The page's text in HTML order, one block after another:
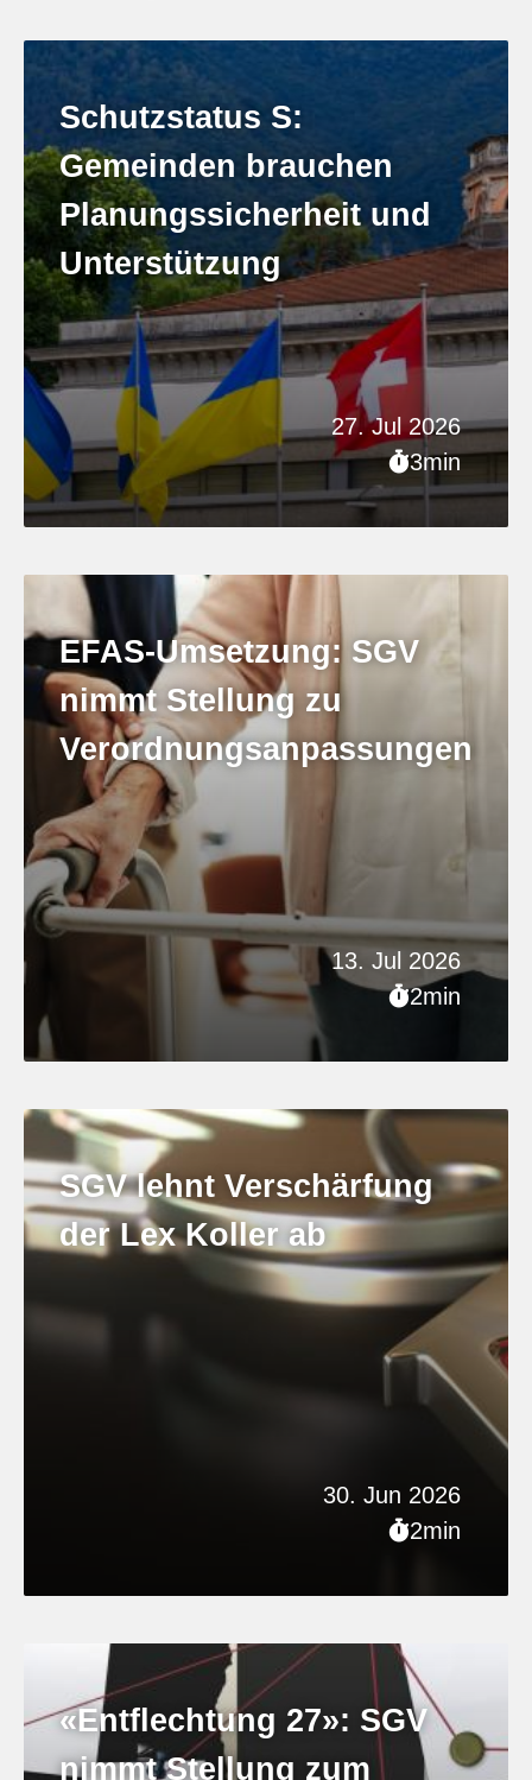
27. Jul 2026
3min
Schutzstatus S:
Gemeinden brauchen
Planungssicherheit und
Unterstützung
13. Jul 2026
2min
EFAS-Umsetzung: SGV
nimmt Stellung zu
Verordnungsanpassungen
30. Jun 2026
2min
SGV lehnt Verschärfung
der Lex Koller ab
«Entflechtung 27»: SGV
nimmt Stellung zum